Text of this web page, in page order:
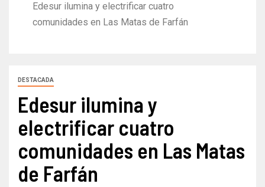
Edesur ilumina y electrificar cuatro
comunidades en Las Matas de Farfán
DESTACADA
Edesur ilumina y
electrificar cuatro
comunidades en Las Matas
de Farfán